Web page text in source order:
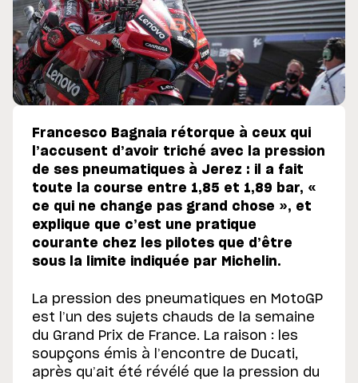
Francesco Bagnaia rétorque à ceux qui
l’accusent d’avoir triché avec la pression
de ses pneumatiques à Jerez : il a fait
toute la course entre 1,85 et 1,89 bar, «
ce qui ne change pas grand chose », et
explique que c’est une pratique
courante chez les pilotes que d’être
sous la limite indiquée par Michelin.
La pression des pneumatiques en MotoGP
est l’un des sujets chauds de la semaine
du Grand Prix de France. La raison : les
soupçons émis à l’encontre de Ducati,
après qu’ait été révélé que la pression du